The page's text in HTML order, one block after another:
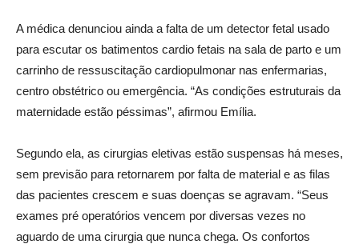
A médica denunciou ainda a falta de um detector fetal usado
para escutar os batimentos cardio fetais na sala de parto e um
carrinho de ressuscitação cardiopulmonar nas enfermarias,
centro obstétrico ou emergência. “As condições estruturais da
maternidade estão péssimas”, afirmou Emília.
Segundo ela, as cirurgias eletivas estão suspensas há meses,
sem previsão para retornarem por falta de material e as filas
das pacientes crescem e suas doenças se agravam. “Seus
exames pré operatórios vencem por diversas vezes no
aguardo de uma cirurgia que nunca chega. Os confortos